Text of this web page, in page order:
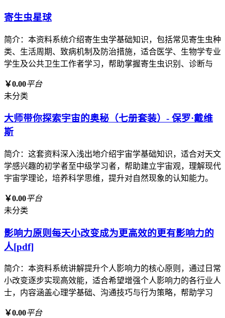
寄生虫星球
简介：本资料系统介绍寄生虫学基础知识，包括常见寄生虫种
类、生活周期、致病机制及防治措施，适合医学、生物学专业
学生及公共卫生工作者学习，帮助掌握寄生虫识别、诊断与
￥0.00平台
未分类
大师带你探索宇宙的奥秘（七册套装）- 保罗·戴维
斯
简介：这套资料深入浅出地介绍宇宙学基础知识，适合对天文
学感兴趣的初学者至中级学习者，帮助建立宇宙观，理解现代
宇宙学理论，培养科学思维，提升对自然现象的认知能力。
￥0.00平台
未分类
影响力原则每天小改变成为更高效的更有影响力的
人[pdf]
简介：本资料系统讲解提升个人影响力的核心原则，通过日常
小改变逐步实现高效能，适合希望增强个人影响力的各行业人
士，内容涵盖心理学基础、沟通技巧与行为策略，帮助学习
￥0.00平台